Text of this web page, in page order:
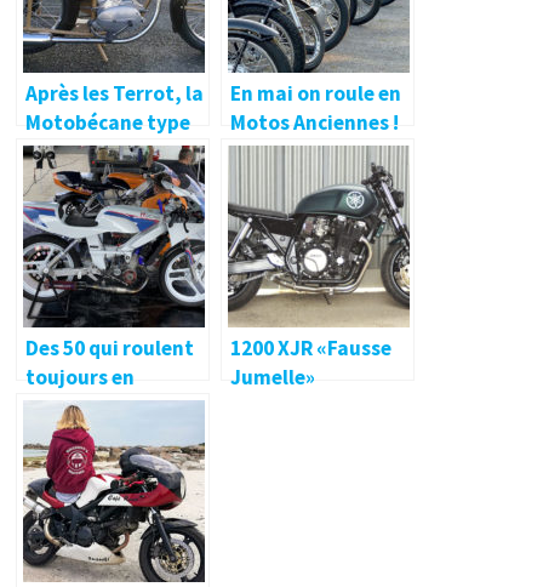
Après les Terrot, la
Motobécane type
Z2C
En mai on roule en
Motos Anciennes !
Des 50 qui roulent
toujours en
compétition !
1200 XJR «Fausse
Jumelle»